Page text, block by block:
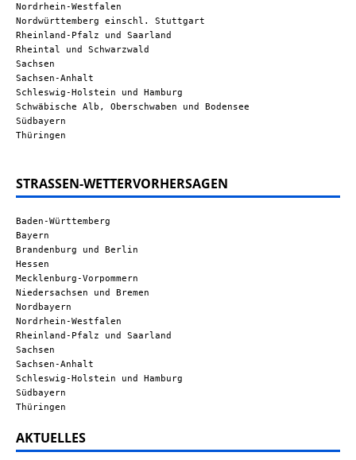
Nordrhein-Westfalen
Nordwürttemberg einschl. Stuttgart
Rheinland-Pfalz und Saarland
Rheintal und Schwarzwald
Sachsen
Sachsen-Anhalt
Schleswig-Holstein und Hamburg
Schwäbische Alb, Oberschwaben und Bodensee
Südbayern
Thüringen
STRASSEN-WETTERVORHERSAGEN
Baden-Württemberg
Bayern
Brandenburg und Berlin
Hessen
Mecklenburg-Vorpommern
Niedersachsen und Bremen
Nordbayern
Nordrhein-Westfalen
Rheinland-Pfalz und Saarland
Sachsen
Sachsen-Anhalt
Schleswig-Holstein und Hamburg
Südbayern
Thüringen
AKTUELLES